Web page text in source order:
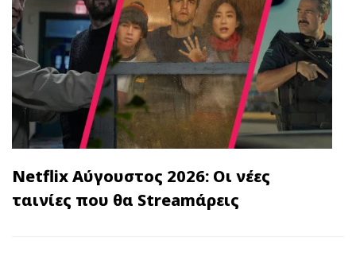
Netflix Αύγουστος 2026: Οι νέες
ταινίες που θα Streamάρεις